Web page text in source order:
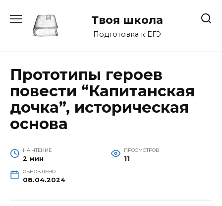
содержанию
Твоя школа
Подготовка к ЕГЭ
Прототипы героев
повести “Капитанская
дочка”, историческая
основа
НА ЧТЕНИЕ
2 мин
ПРОСМОТРОВ
11
ОБНОВЛЕНО
08.04.2024